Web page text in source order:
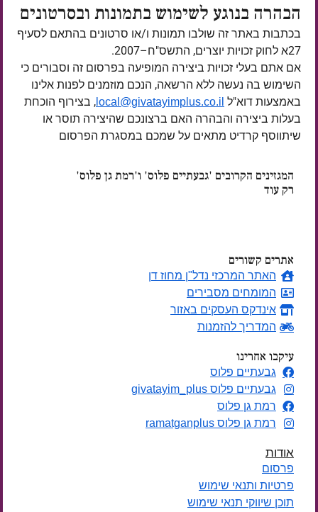
הבהרה בנוגע לשימוש בתמונות ובסרטונים
בכתבות באתר זה שולבו תמונות ו/או סרטונים בהתאם לסעיף
27א לחוק זכויות יוצרים, התשס"ח–2007.
אם אתם בעלי זכויות ביצירה המופיעה בפרסום זה וסבורים כי
השימוש בה נעשה ללא הרשאה, הנכם מוזמנים לפנות אלינו
באמצעות דוא"ל local@givatayimplus.co.il , בצירוף הוכחת
בעלות ביצירה והבהרה האם ברצונכם שהיצירה תוסר או
שיתווסף קרדיט מתאים על שמכם במסגרת הפרסום
המגזינים הקרובים 'גבעתיים פלוס' ו'רמת גן פלוס'
רק עוד
אתרים קשורים
האתר המרכזי נדל"ן מחוז דן
המומחים מסבירים
אינדקס העסקים באזור
המדריך להזמנות
עיקבו אחרינו
גבעתיים פלוס
גבעתיים פלוס givatayim_plus
רמת גן פלוס
רמת גן פלוס ramatganplus
אודות
פרסום
פרטיות ותנאי שימוש
תוכן שיווקי תנאי שימוש